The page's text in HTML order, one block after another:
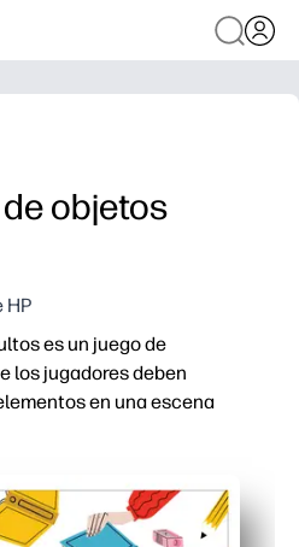
objetos
HP
es un juego de
los jugadores deben
en una escena